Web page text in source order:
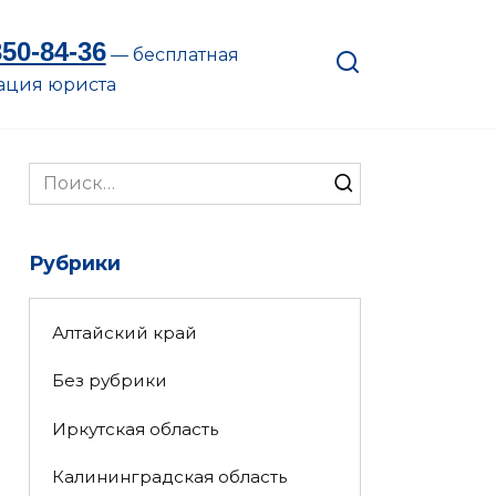
84-36— бесплатная
юриста
Search
for:
Рубрики
Алтайский край
Без рубрики
Иркутская область
Калининградская область